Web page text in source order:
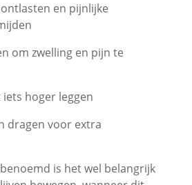
en pijnlijke
om zwelling en pijn te
hoger leggen
dragen voor extra
is het wel belangrijk